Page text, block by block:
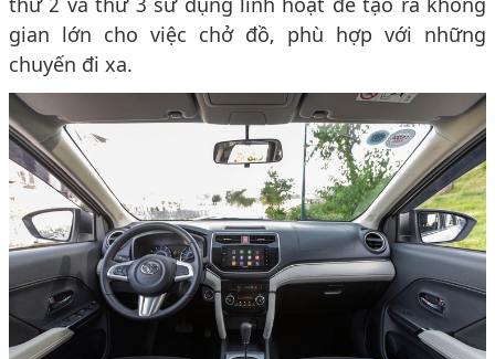
gian lớn cho việc chở đồ, phù hợp với những
chuyến đi xa.